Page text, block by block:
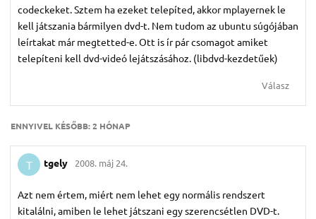
codeckeket. Sztem ha ezeket telepíted, akkor mplayernek le
kell játszania bármilyen dvd-t. Nem tudom az ubuntu súgójában
leírtakat már megtetted-e. Ott is ír pár csomagot amiket
telepíteni kell dvd-videó lejátszásához. (libdvd-kezdetűek)
Válasz
ENNYIVEL KÉSŐBB:2 HÓNAP
T tgely 2008. máj 24.
Azt nem értem, miért nem lehet egy normális rendszert
kitalálni, amiben le lehet játszani egy szerencsétlen DVD-t.